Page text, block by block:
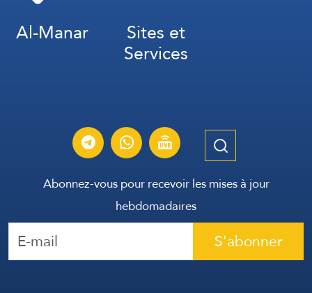
Al-Manar Sites et
Services
Abonnez-vous pour recevoir les mises à jour
hebdomadaires
S'abonner